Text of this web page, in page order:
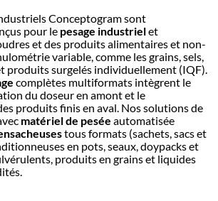
Conceptogram sont
pour le pesage industrielet
et des produits alimentaires et non-
variable, comme les grains, sels,
produits surgelés individuellement (IQF).
complètes multiformats intègrent le
du doseur en amont et le
produits finis en aval. Nos solutions de
matériel de pesée automatisée
tous formats (sachets, sacs et
en pots, seaux, doypacks et
produits en grains et liquides